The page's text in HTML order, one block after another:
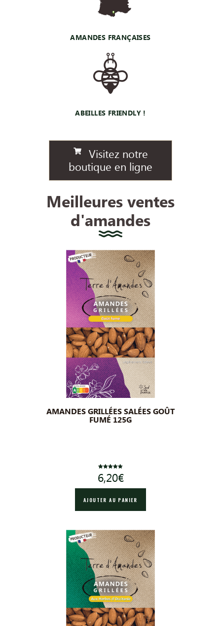
AMANDES FRANÇAISES
ABEILLES FRIENDLY !
Visitez notre
boutique en ligne
Meilleures ventes
d'amandes
AMANDES GRILLÉES SALÉES GOÛT
FUMÉ 125G
5.00
sur 5
6,20€
AJOUTER AU PANIER